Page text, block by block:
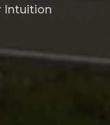
Intuition